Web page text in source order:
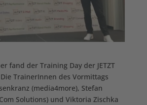
fand der Training Day der JETZT
TrainerInnen des Vormittags
(media4more), Stefan
Solutions) und Viktoria Zischka